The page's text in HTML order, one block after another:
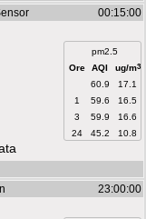
00:15:00
pm2.5
Ore
AQI ug/m3
60.9
17.1
1
59.6
16.5
3
59.9
16.6
24
45.2 10.8
23:00:00